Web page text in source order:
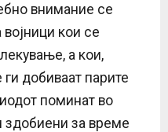
внимание се
војници кои се
а кои,
добиваат парите
поминат во
здобиени за време